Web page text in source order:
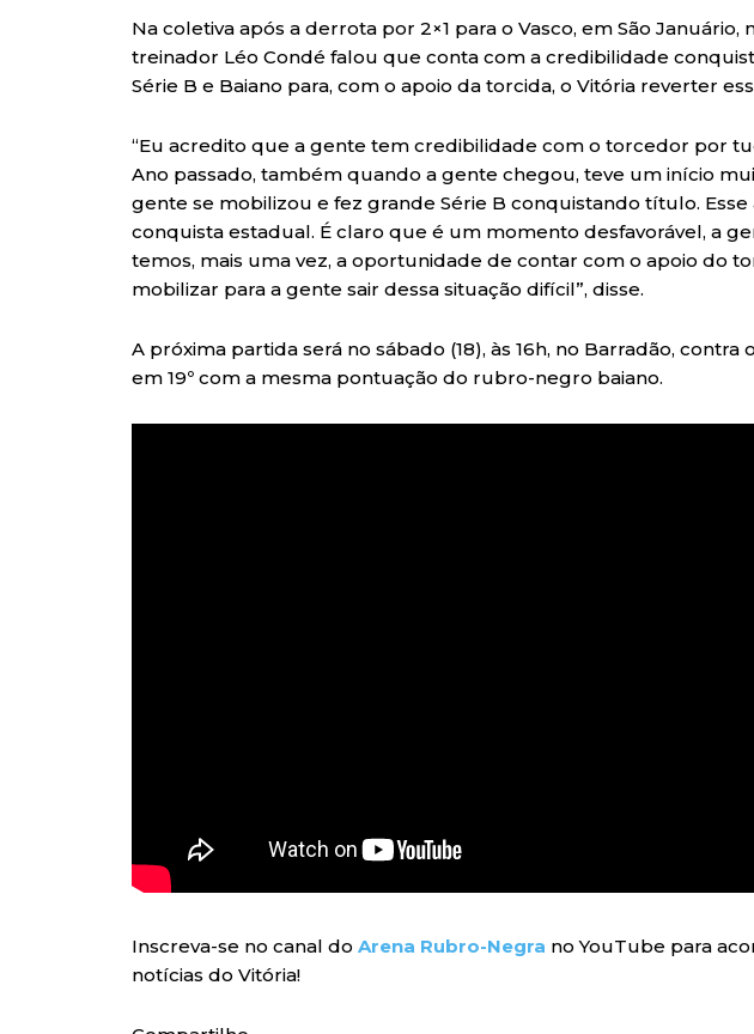
Na coletiva após a derrota por 2×1 para o Vasco, em São Januário,
treinador Léo Condé falou que conta com a credibilidade
Série B e Baiano para, com o apoio da torcida, o Vitória reverter
“Eu acredito que a gente tem credibilidade com o torcedor por
Ano passado, também quando a gente chegou, teve um início
gente se mobilizou e fez grande Série B conquistando título.
conquista estadual. É claro que é um momento desfavorável, a
temos, mais uma vez, a oportunidade de contar com o apoio do
mobilizar para a gente sair dessa situação difícil”, disse.
A próxima partida será no sábado (18), às 16h, no Barradão, contra
em 19º com a mesma pontuação do rubro-negro baiano.
Inscreva-se no canal do Arena Rubro-Negra no YouTube para
notícias do Vitória!